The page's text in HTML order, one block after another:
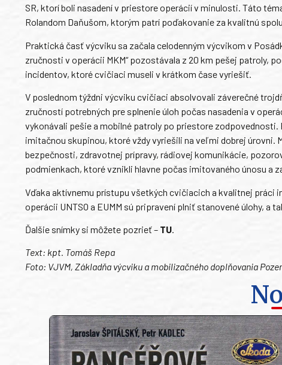
SR, ktorí boli nasadení v priestore operácií v minulosti. Táto
Rolandom Daňušom, ktorým patrí poďakovanie za kvalitnú
Praktická časť výcviku sa začala celodenným výcvikom v
zručnosti v operácii MKM“ pozostávala z 20 km pešej patroly,
incidentov, ktoré cvičiaci museli v krátkom čase vyriešiť.
V poslednom týždni výcviku cvičiaci absolvovali záverečné
zručností potrebných pre splnenie úloh počas nasadenia v
vykonávali pešie a mobilné patroly po priestore
imitačnou skupinou, ktoré vždy vyriešili na veľmi dobrej úrovni.
bezpečnosti, zdravotnej prípravy, rádiovej komunikácie,
podmienkach, ktoré vznikli hlavne počas imitovaného únosu a
Vďaka aktívnemu prístupu všetkých cvičiacich a kvalitnej práci
operácii UNTSO a EUMM sú pripravení plniť stanovené úlohy, a
Ďalšie snímky si môžete pozrieť – TU.
Text: kpt. Tomáš Repa
Foto: VJVM, Základňa výcviku a mobilizačného doplňovania